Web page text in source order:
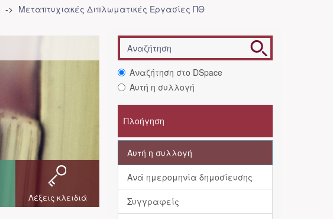
Μεταπτυχιακές Διπλωματικές Εργασίες ΠΘ
Λέξεις κλειδιά
Αναζήτηση στο DSpace
Αυτή η συλλογή
Πλοήγηση
Αυτή η συλλογή
Ανά ημερομηνία δημοσίευσης
Συγγραφείς